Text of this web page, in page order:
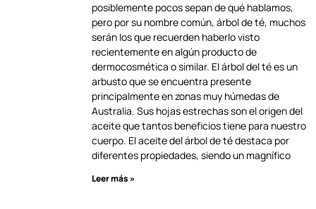
posiblemente pocos sepan de qué hablamos,
pero por su nombre común, árbol de té, muchos
serán los que recuerden haberlo visto
recientemente en algún producto de
dermocosmética o similar. El árbol del té es un
arbusto que se encuentra presente
principalmente en zonas muy húmedas de
Australia. Sus hojas estrechas son el origen del
aceite que tantos beneficios tiene para nuestro
cuerpo. El aceite del árbol de té destaca por
diferentes propiedades, siendo un magnífico
Leer más »